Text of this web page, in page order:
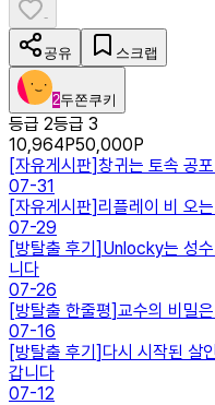
-
공유 스크랩
2두쫀쿠키
등급 2등급 3
10,964P50,000P
[자유게시판]창귀는 토속 공
07-31
[자유게시판] 리플레이 비 오
07-29
[방탈출 후기] Unlocky는 성
니다
07-26
[방탈출 한줄평]교수의 비밀
07-16
[방탈출 후기] 다시 시작된 살
갑니다
07-12